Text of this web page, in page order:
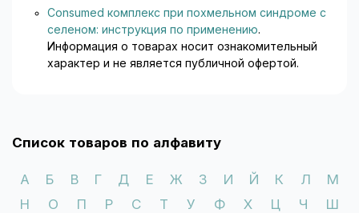
Consumed комплекс при похмельном синдроме с
селеном: инструкция по применению.
Информация о товарах носит ознакомительный
характер и не является публичной офертой.
Список товаров по алфавиту
А Б В Г Д Е Ж З И Й К Л
М
Н
О П Р С Т У Ф Х Ц Ч
Ш